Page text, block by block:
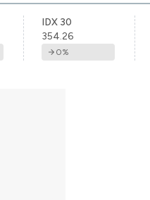
IDX 30
354.26
0%